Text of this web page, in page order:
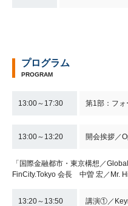
プログラム
PROGRAM
13:00～17:30 第1部：フ
13:00～13:20 開会挨拶／
「国際金融都市・東京構想／
FinCity.Tokyo 会長 中曽 宏／Mr.
13:20～13:50 講演①／